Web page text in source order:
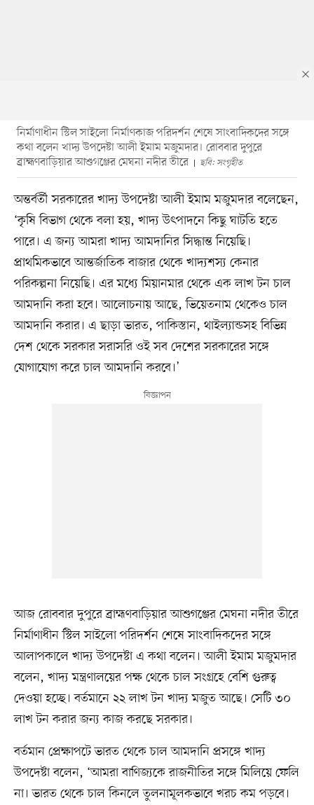
নির্মাণাধীন স্টিল সাইলো নির্মাণকাজ পরিদর্শন শেষে সাংবাদিকদের সঙ্গে
কথা বলেন খাদ্য উপদেষ্টা আলী ইমাম মজুমদার। রোববার দুপুরে
ব্রাহ্মণবাড়িয়ার আশুগঞ্জের মেঘনা নদীর তীরে
ছবি: সংগৃহীত
অন্তর্বর্তী সরকারের খাদ্য উপদেষ্টা আলী ইমাম মজুমদার বলেছেন,
‘কৃষি বিভাগ থেকে বলা হয়, খাদ্য উৎপাদনে কিছু ঘাটতি হতে
পারে। এ জন্য আমরা খাদ্য আমদানির সিদ্ধান্ত নিয়েছি।
প্রাথমিকভাবে আন্তর্জাতিক বাজার থেকে খাদ্যশস্য কেনার
পরিকল্পনা নিয়েছি। এর মধ্যে মিয়ানমার থেকে এক লাখ টন চাল
আমদানি করা হবে। আলোচনায় আছে, ভিয়েতনাম থেকেও চাল
আমদানি করার। এ ছাড়া ভারত, পাকিস্তান, থাইল্যান্ডসহ বিভিন্ন
দেশ থেকে সরকার সরাসরি ওই সব দেশের সরকারের সঙ্গে
যোগাযোগ করে চাল আমদানি করবে।’
আজ রোববার দুপুরে ব্রাহ্মণবাড়িয়ার আশুগঞ্জের মেঘনা নদীর তীরে
নির্মাণাধীন স্টিল সাইলো পরিদর্শন শেষে সাংবাদিকদের সঙ্গে
আলাপকালে খাদ্য উপদেষ্টা এ কথা বলেন। আলী ইমাম মজুমদার
বলেন, খাদ্য মন্ত্রণালয়ের পক্ষ থেকে চাল সংগ্রহে বেশি গুরুত্ব
দেওয়া হচ্ছে। বর্তমানে ২২ লাখ টন খাদ্য মজুত আছে। সেটি ৩০
লাখ টন করার জন্য কাজ করছে সরকার।
বর্তমান প্রেক্ষাপটে ভারত থেকে চাল আমদানি প্রসঙ্গে খাদ্য
উপদেষ্টা বলেন, ‘আমরা বাণিজ্যকে রাজনীতির সঙ্গে মিলিয়ে ফেলি
না। ভারত থেকে চাল কিনলে তুলনামূলকভাবে খরচ কম পড়বে।